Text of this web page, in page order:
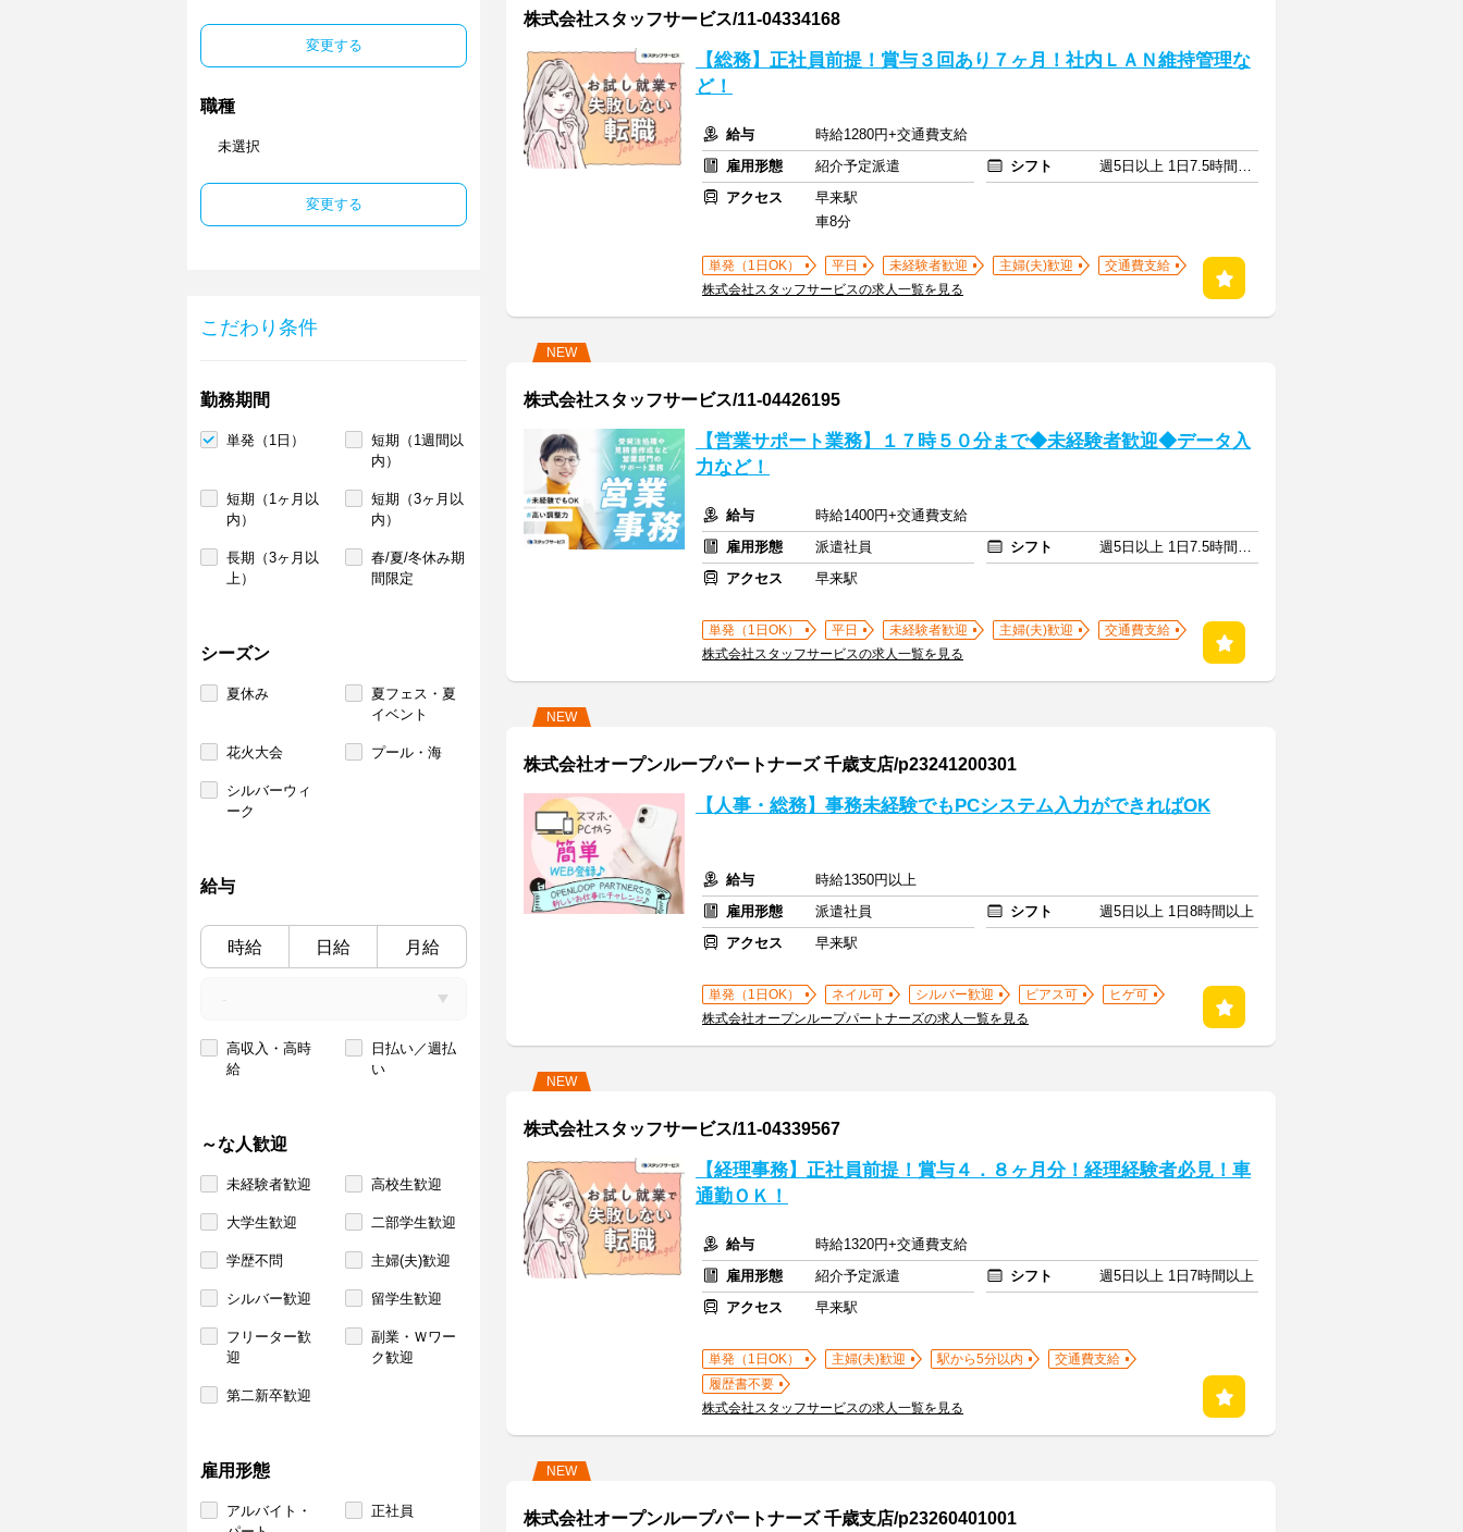
変更する
職種
未選択
変更する
こだわり条件
勤務期間
単発（1日）
短期（1週間以
内）
短期（1ヶ月以
内）
短期（3ヶ月以
内）
長期（3ヶ月以
上）
春/夏/冬休み期
間限定
シーズン
夏休み
夏フェス・夏
イベント
花火大会 プール・海
シルバーウィ
ーク
給与
時給 日給 月給
高収入・高時
給
日払い／週払
い
～な人歓迎
未経験者歓迎 高校生歓迎
大学生歓迎 二部学生歓迎
学歴不問 主婦(夫)歓迎
シルバー歓迎 留学生歓迎
フリーター歓
迎
副業・Ｗワー
ク歓迎
第二新卒歓迎
雇用形態
アルバイト・
正社員
株式会社スタッフサービス/11-04334168
【総務】正社員前提！賞与３回あり７ヶ月！社内ＬＡＮ維持管理な
ど！
給与
時給1280円+交通費支給
雇用形態
紹介予定派遣 シフト
週5日以上 1日7.5時間以上
アクセス
早来駅
車8分
単発（1日OK） 平日 未経験者歓迎 主婦(夫)歓迎
交通費支給
株式会社スタッフサービスの求人一覧を見る
NEW
株式会社スタッフサービス/11-04426195
【営業サポート業務】１７時５０分まで◆未経験者歓迎◆データ入
力など！
給与
時給1400円+交通費支給
雇用形態
派遣社員 シフト
週5日以上 1日7.5時間以上
アクセス
早来駅
単発（1日OK） 平日 未経験者歓迎 主婦(夫)歓迎
交通費支給
株式会社スタッフサービスの求人一覧を見る
NEW
株式会社オープンループパートナーズ 千歳支店/p23241200301
【人事・総務】事務未経験でもPCシステム入力ができればOK
給与
時給1350円以上
雇用形態
派遣社員 シフト
週5日以上 1日8時間以上
アクセス
早来駅
単発（1日OK） ネイル可 シルバー歓迎 ピアス可
ヒゲ可
株式会社オープンループパートナーズの求人一覧を見る
NEW
株式会社スタッフサービス/11-04339567
【経理事務】正社員前提！賞与４．８ヶ月分！経理経験者必見！車
通勤ＯＫ！
給与
時給1320円+交通費支給
雇用形態
紹介予定派遣 シフト
週5日以上 1日7時間以上
アクセス
早来駅
単発（1日OK） 主婦(夫)歓迎 駅から5分以内
交通費支給
履歴書不要
株式会社スタッフサービスの求人一覧を見る
NEW
株式会社オープンループパートナーズ 千歳支店/p23260401001